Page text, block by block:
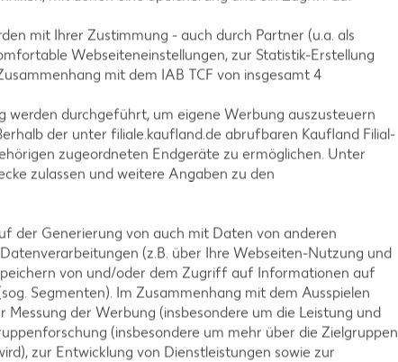
würzen und den restlichen
hinzugeben. Je ein Ei in einer
(die Eier sollten sich nicht berühren).
Schaumkelle aus dem Wasser heben,
mit Ihrer Zustimmung - auch durch Partner (u.a. als
Webseiteneinstellungen, zur Statistik-Erstellung
mit dem IAB TCF von insgesamt4
durchgeführt, um eigene Werbung auszusteuern
der unter filiale.kaufland.de abrufbaren Kaufland Filial-
zugeordneten Endgeräte zu ermöglichen. Unter
zulassen und weitere Angaben zu den
der Generierung von auch mit Daten von anderen
(z.B. über Ihre Webseiten-Nutzung und
von und/oder dem Zugriff auf Informationen auf
Segmenten). Im Zusammenhang mit dem Ausspielen
der Werbung (insbesondere um die Leistung und
(insbesondere um mehr über die Zielgruppen
zur Entwicklung von Dienstleistungen sowie zur